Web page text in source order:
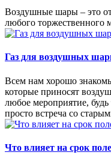
Воздушные шары – это
любого торжественного
Газ для воздушных
Всем нам хорошо
которые приносят
любое мероприятие,
просто встреча со
Что влияет на срок